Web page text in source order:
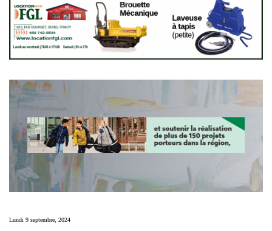
Lundi 9 septembre, 2024